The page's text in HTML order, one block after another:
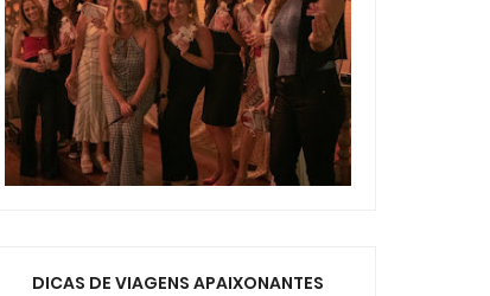
DICAS DE VIAGENS APAIXONANTES